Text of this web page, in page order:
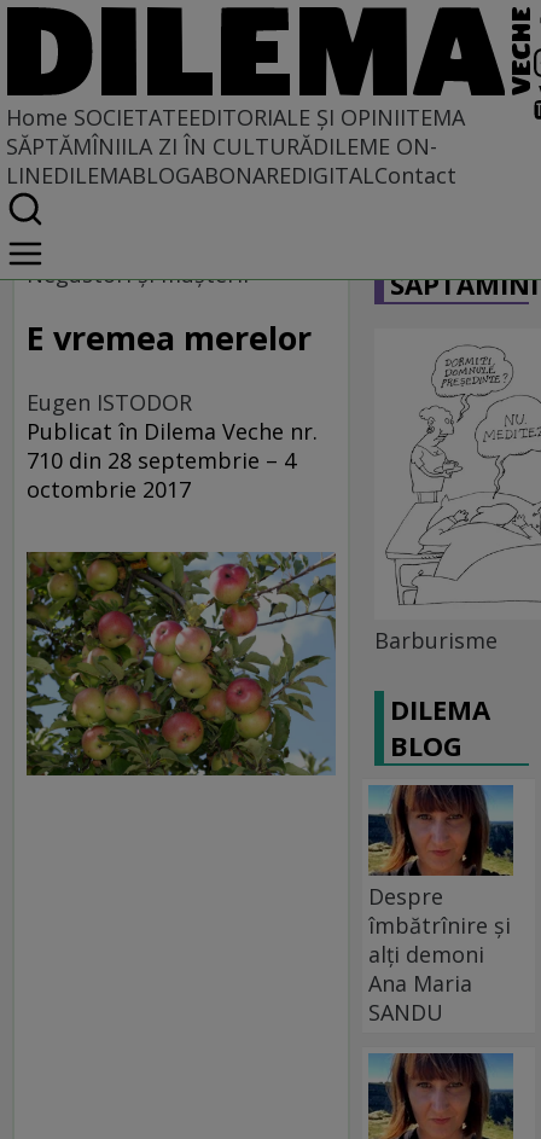
Home SOCIETATEEDITORIALE ȘI OPINIITEMA
SĂPTĂMÎNIILA ZI ÎN CULTURĂDILEME ON-
LINEDILEMABLOGABONAREDIGITALContact
Home
Societate
Negustori şi muşterii
E vremea merelor
Eugen ISTODOR
Publicat în Dilema Veche nr.
710 din 28 septembrie – 4
octombrie 2017
Barburisme
DILEMA
BLOG
Despre
îmbătrînire și
alți demoni
Ana Maria
SANDU